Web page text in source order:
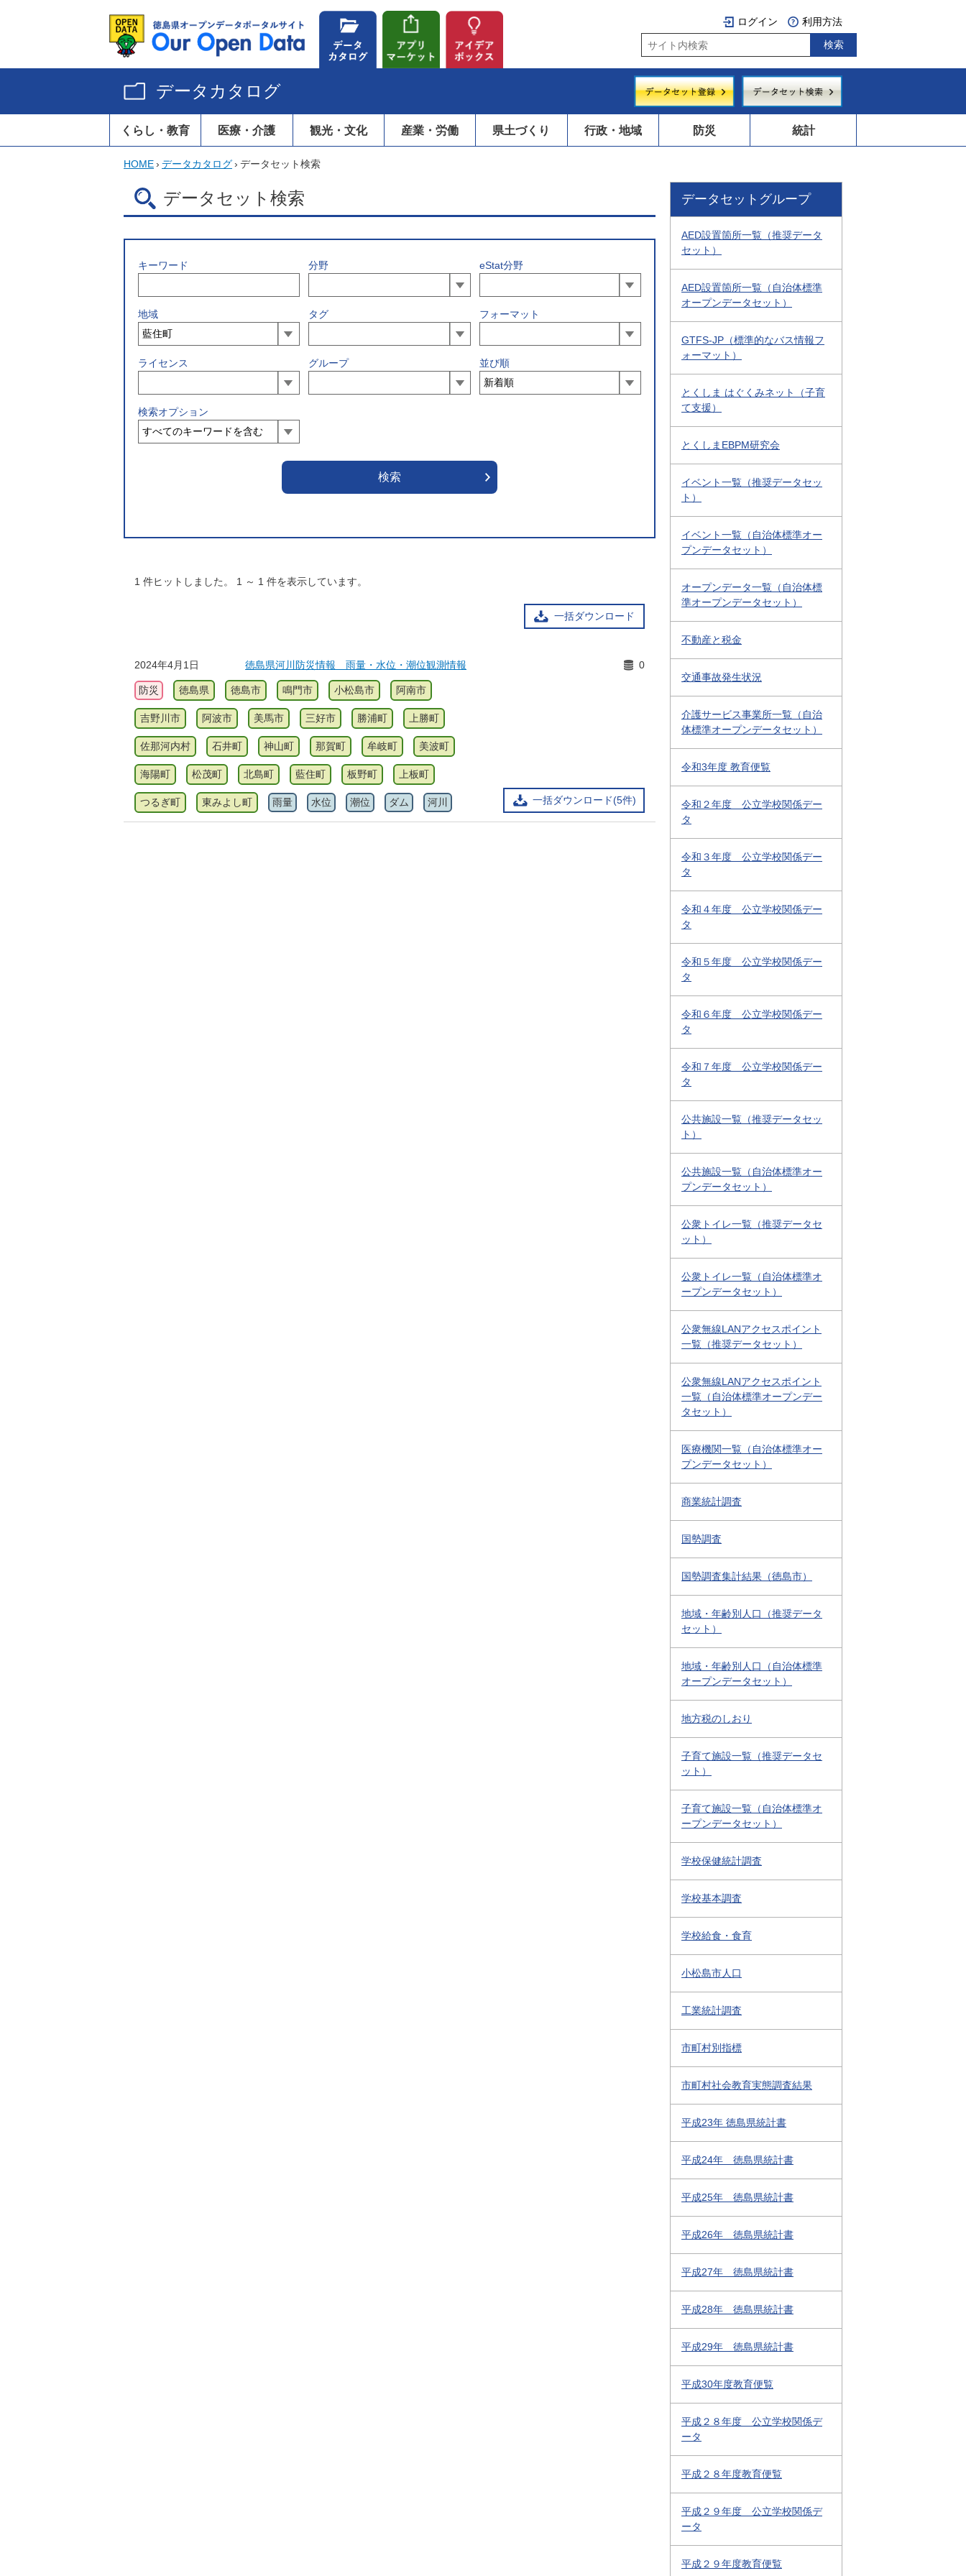
ログイン 利用方法
データカタログ
くらし・教育 医療・介護 観光・文化 産業・労働 県土づくり 行政・地域 防災 統計
HOME› データカタログ› データセット検索
データセット検索
キーワード 分野 eStat分野
地域 タグ フォーマット
ライセンス グループ 並び順
検索オプション
1 件ヒットしました。 1 ～ 1 件を表示しています。
一括ダウンロード
2024年4月1日 徳島県河川防災情報 雨量・水位・潮位観測情報
一括ダウンロード(5件)
0
防災 徳島県 徳島市 鳴門市 小松島市 阿南市
吉野川市 阿波市 美馬市 三好市 勝浦町 上勝町
佐那河内村 石井町 神山町 那賀町 牟岐町 美波町
海陽町 松茂町 北島町 藍住町 板野町 上板町
つるぎ町 東みよし町 雨量 水位 潮位 ダム 河川
データセットグループ
AED設置箇所一覧（推奨データ
セット）
AED設置箇所一覧（自治体標準
オープンデータセット）
GTFS-JP（標準的なバス情報フ
ォーマット）
とくしま はぐくみネット（子育
て支援）
とくしまEBPM研究会
イベント一覧（推奨データセッ
ト）
イベント一覧（自治体標準オー
プンデータセット）
オープンデータ一覧（自治体標
準オープンデータセット）
不動産と税金
交通事故発生状況
介護サービス事業所一覧（自治
体標準オープンデータセット）
令和3年度 教育便覧
令和２年度 公立学校関係デー
タ
令和３年度 公立学校関係デー
タ
令和４年度 公立学校関係デー
タ
令和５年度 公立学校関係デー
タ
令和６年度 公立学校関係デー
タ
令和７年度 公立学校関係デー
タ
公共施設一覧（推奨データセッ
ト）
公共施設一覧（自治体標準オー
プンデータセット）
公衆トイレ一覧（推奨データセ
ット）
公衆トイレ一覧（自治体標準オ
ープンデータセット）
公衆無線LANアクセスポイント
一覧（推奨データセット）
公衆無線LANアクセスポイント
一覧（自治体標準オープンデー
タセット）
医療機関一覧（自治体標準オー
プンデータセット）
商業統計調査
国勢調査
国勢調査集計結果（徳島市）
地域・年齢別人口（推奨データ
セット）
地域・年齢別人口（自治体標準
オープンデータセット）
地方税のしおり
子育て施設一覧（推奨データセ
ット）
子育て施設一覧（自治体標準オ
ープンデータセット）
学校保健統計調査
学校基本調査
学校給食・食育
小松島市人口
工業統計調査
市町村別指標
市町村社会教育実態調査結果
平成23年 徳島県統計書
平成24年 徳島県統計書
平成25年 徳島県統計書
平成26年 徳島県統計書
平成27年 徳島県統計書
平成28年 徳島県統計書
平成29年 徳島県統計書
平成30年度教育便覧
平成２８年度 公立学校関係デ
ータ
平成２８年度教育便覧
平成２９年度 公立学校関係デ
ータ
平成２９年度教育便覧